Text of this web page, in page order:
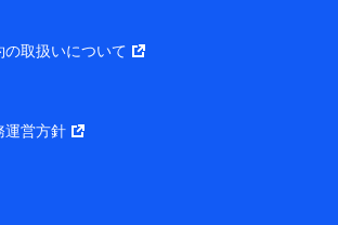
携代理店とお客様の個人データを共同利
ます。
個人データの項目
住所、メールアドレス、電話番号、個人の
情報等
取扱いについて
運営方針